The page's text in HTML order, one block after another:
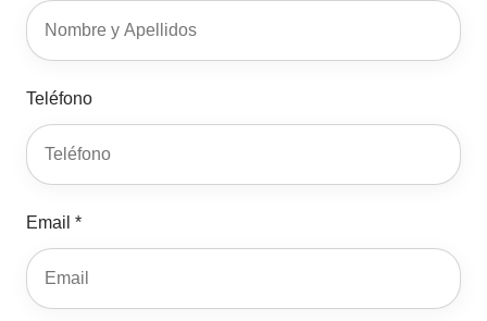
Teléfono
Email *